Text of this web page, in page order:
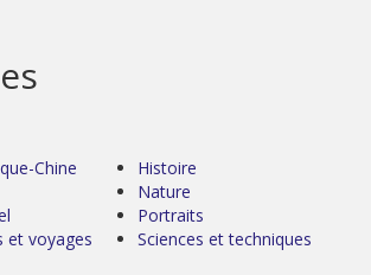
Chine
et voyages
Histoire
Nature
Portraits
Sciences et techniques